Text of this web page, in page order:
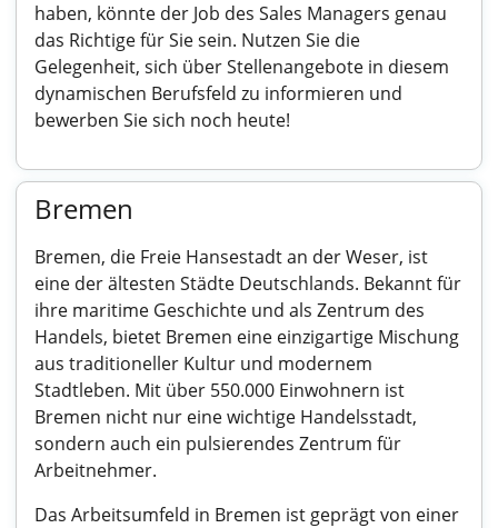
haben, könnte der Job des Sales Managers genau
das Richtige für Sie sein. Nutzen Sie die
Gelegenheit, sich über Stellenangebote in diesem
dynamischen Berufsfeld zu informieren und
bewerben Sie sich noch heute!
Bremen
Bremen, die Freie Hansestadt an der Weser, ist
eine der ältesten Städte Deutschlands. Bekannt für
ihre maritime Geschichte und als Zentrum des
Handels, bietet Bremen eine einzigartige Mischung
aus traditioneller Kultur und modernem
Stadtleben. Mit über 550.000 Einwohnern ist
Bremen nicht nur eine wichtige Handelsstadt,
sondern auch ein pulsierendes Zentrum für
Arbeitnehmer.
Das Arbeitsumfeld in Bremen ist geprägt von einer